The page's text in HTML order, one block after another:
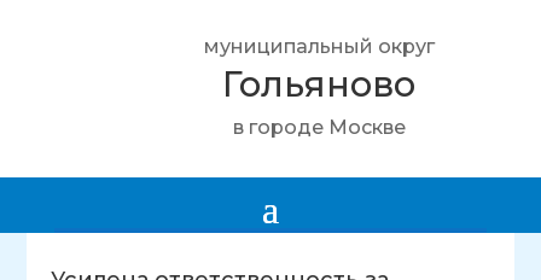
муниципальный округ
Гольяново
в городе Москве